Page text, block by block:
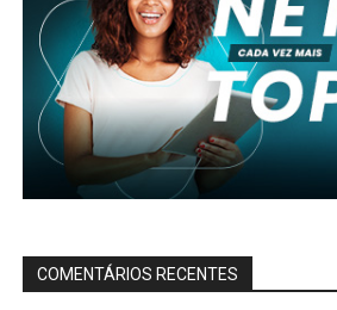
COMENTÁRIOS RECENTES